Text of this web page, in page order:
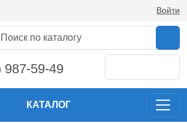
Войти
987-59-49
КАТАЛОГ